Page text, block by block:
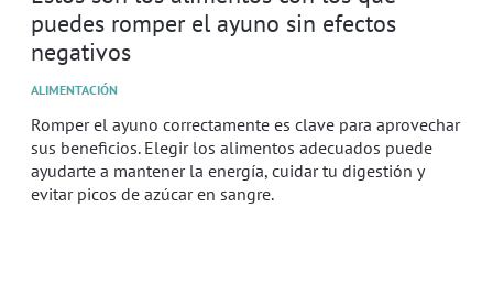
puedes romper el ayuno sin efectos
negativos
ALIMENTACIÓN
Romper el ayuno correctamente es clave para aprovechar
sus beneficios. Elegir los alimentos adecuados puede
ayudarte a mantener la energía, cuidar tu digestión y
evitar picos de azúcar en sangre.